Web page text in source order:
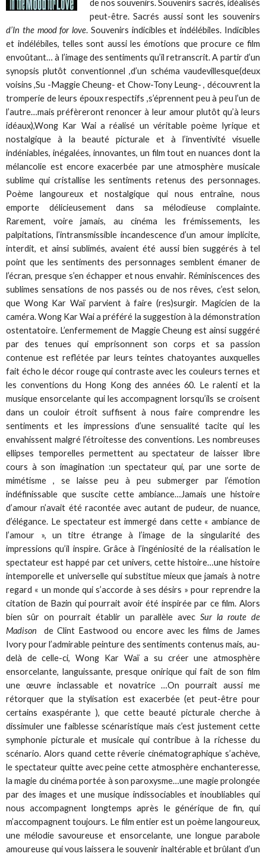
de nos souvenirs. Souvenirs sacrés, idéalisés
peut-être. Sacrés aussi sont les souvenirs
d’In the mood for love. Souvenirs indicibles et indélébiles. Indicibles
et indélébiles, telles sont aussi les émotions que procure ce film
envoûtant… à l’image des sentiments qu’il retranscrit. A partir d’un
synopsis plutôt conventionnel ,d’un schéma vaudevillesque(deux
voisins ,Su -Maggie Cheung- et Chow-Tony Leung- , découvrent la
tromperie de leurs époux respectifs ,s’éprennent peu à peu l’un de
l’autre…mais préfèreront renoncer à leur amour plutôt qu’à leurs
idéaux),Wong Kar Wai a réalisé un véritable poème lyrique et
nostalgique à la beauté picturale et à l’inventivité visuelle
indéniables, inégalées, innovantes, un film tout en nuances dont la
mélancolie est encore exacerbée par une atmosphère musicale
sublime qui cristallise les sentiments retenus des personnages.
Poème langoureux et nostalgique qui nous entraîne, nous
emporte délicieusement dans sa mélodieuse complainte.
Rarement, voire jamais, au cinéma les frémissements, les
palpitations, l’intransmissible incandescence d’un amour implicite,
interdit, et ainsi sublimés, avaient été aussi bien suggérés à tel
point que les sentiments des personnages semblent émaner de
l’écran, presque s’en échapper et nous envahir. Réminiscences des
sublimes sensations de nos passés ou de nos rêves, c’est selon,
que Wong Kar Waï parvient à faire (res)surgir. Magicien de la
caméra. Wong Kar Wai a préféré la suggestion à la démonstration
ostentatoire. L’enfermement de Maggie Cheung est ainsi suggéré
par des tenues qui emprisonnent son corps et sa passion
contenue est reflétée par leurs teintes chatoyantes auxquelles
fait écho le décor rouge qui contraste avec les couleurs ternes et
les conventions du Hong Kong des années 60. Le ralenti et la
musique ensorcelante qui les accompagnent lorsqu’ils se croisent
dans un couloir étroit suffisent à nous faire comprendre les
sentiments et les impressions d’une sensualité tacite qui les
envahissent malgré l’étroitesse des conventions. Les nombreuses
ellipses temporelles permettent au spectateur de laisser libre
cours à son imagination :un spectateur qui, par une sorte de
mimétisme , se laisse peu à peu submerger par l’émotion
indéfinissable que suscite cette ambiance…Jamais une histoire
d’amour n’avait été racontée avec autant de pudeur, de nuance,
d’élégance. Le spectateur est immergé dans cette « ambiance de
l’amour », un titre étrange à l’image de la singularité des
impressions qu’il inspire. Grâce à l’ingéniosité de la réalisation le
spectateur est happé par cet univers, cette histoire…une histoire
intemporelle et universelle qui substitue mieux que jamais à notre
regard « un monde qui s’accorde à ses désirs » pour reprendre la
citation de Bazin qui pourrait avoir été inspirée par ce film. Alors
bien sûr on pourrait établir un parallèle avec Sur la route de
Madison de Clint Eastwood ou encore avec les films de James
Ivory pour l’admirable peinture des sentiments contenus mais, au-
delà de celle-ci, Wong Kar Waï a su créer une atmosphère
ensorcelante, languissante, presque onirique qui fait de son film
une œuvre inclassable et novatrice …On pourrait aussi me
rétorquer que la stylisation est exacerbée (et peut-être pour
certains exaspérante ), que cette beauté picturale cherche à
dissimuler une faiblesse scénaristique mais c’est justement cette
symphonie picturale et musicale qui contribue à la richesse du
scénario. Alors quand cette rêverie cinématographique s’achève,
le spectateur quitte avec peine cette atmosphère enchanteresse,
la magie du cinéma portée à son paroxysme…une magie prolongée
par des images et une musique indissociables et inoubliables qui
nous accompagnent longtemps après le générique de fin, qui
m’accompagnent toujours. Le film entier est un poème langoureux,
une mélodie savoureuse et ensorcelante, une longue parabole
amoureuse qui vous laissera le souvenir inaltérable et brûlant d’un